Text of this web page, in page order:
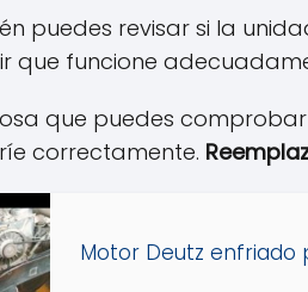
puedes revisar si la
que funcione
que puedes comprobar
correctamente.
Motor Deutz enfriado